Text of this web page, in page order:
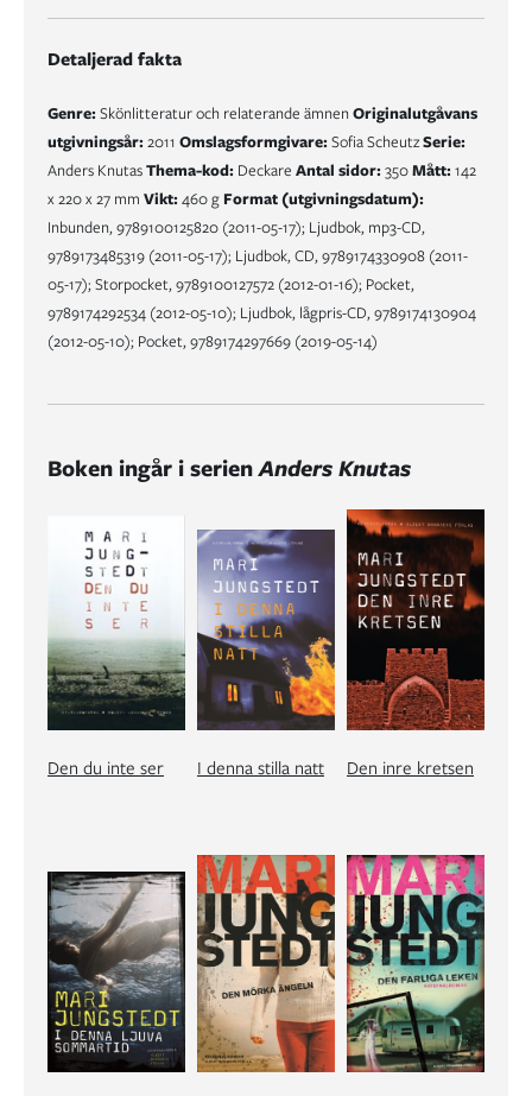
Detaljerad fakta
Genre: Skönlitteratur och relaterande ämnen Originalutgåvans
utgivningsår: 2011 Omslagsformgivare: Sofia ScheutzSerie:
Anders KnutasThema-kod: Deckare Antal sidor: 350Mått: 142
x 220 x 27 mm Vikt: 460 g Format (utgivningsdatum):
Inbunden, 9789100125820 (2011-05-17); Ljudbok, mp3-CD,
9789173485319 (2011-05-17); Ljudbok, CD, 9789174330908 (2011-
05-17); Storpocket, 9789100127572 (2012-01-16); Pocket,
9789174292534 (2012-05-10); Ljudbok, lågpris-CD, 9789174130904
(2012-05-10); Pocket, 9789174297669 (2019-05-14)
Boken ingår i serienAnders Knutas
Den du inte ser I denna stilla natt Den inre kretsen